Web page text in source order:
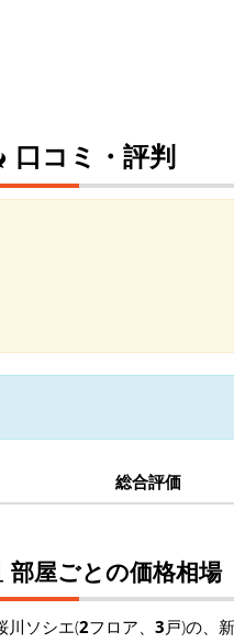
口コミ・評判
総合評価
部屋ごとの価格相場
川ソシエ(2フロア、 3 戸)の、